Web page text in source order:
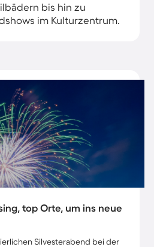
bis hin zu
im Kulturzentrum.
top Orte, um ins neue
Silvesterabend bei der